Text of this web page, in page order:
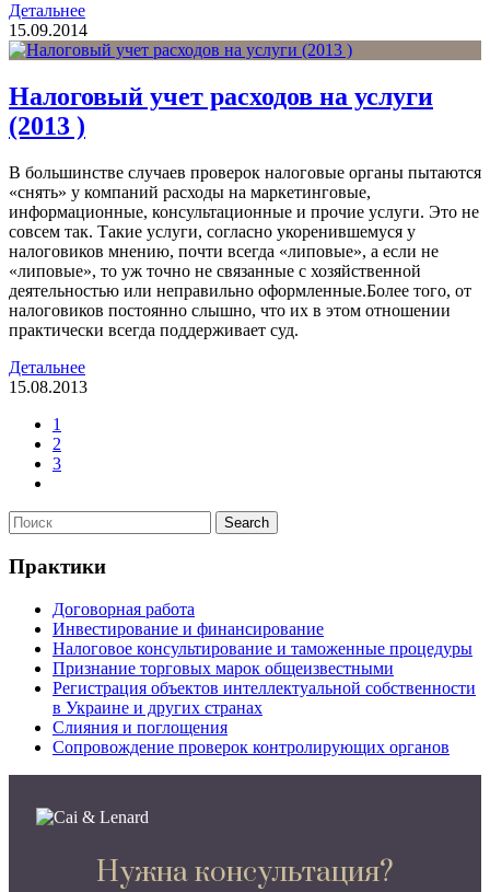
Детальнее
15.09.2014
Налоговый учет расходов на услуги
(2013 )
В большинстве случаев проверок налоговые органы пытаются
«снять» у компаний расходы на маркетинговые,
информационные, консультационные и прочие услуги. Это не
совсем так. Такие услуги, согласно укоренившемуся у
налоговиков мнению, почти всегда «липовые», а если не
«липовые», то уж точно не связанные с хозяйственной
деятельностью или неправильно оформленные.Более того, от
налоговиков постоянно слышно, что их в этом отношении
практически всегда поддерживает суд.
Детальнее
15.08.2013
1
2
3
Практики
Договорная работа
Инвестирование и финансирование
Налоговое консультирование и таможенные процедуры
Признание торговых марок общеизвестными
Регистрация объектов интеллектуальной собственности
в Украине и других странах
Слияния и поглощения
Сопровождение проверок контролирующих органов
Нужна консультация?